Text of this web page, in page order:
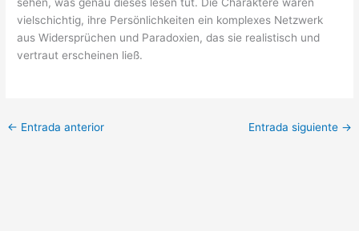
sehen, was genau dieses lesen tut. Die Charaktere waren
vielschichtig, ihre Persönlichkeiten ein komplexes Netzwerk
aus Widersprüchen und Paradoxien, das sie realistisch und
vertraut erscheinen ließ.
← Entrada anterior Entrada siguiente →